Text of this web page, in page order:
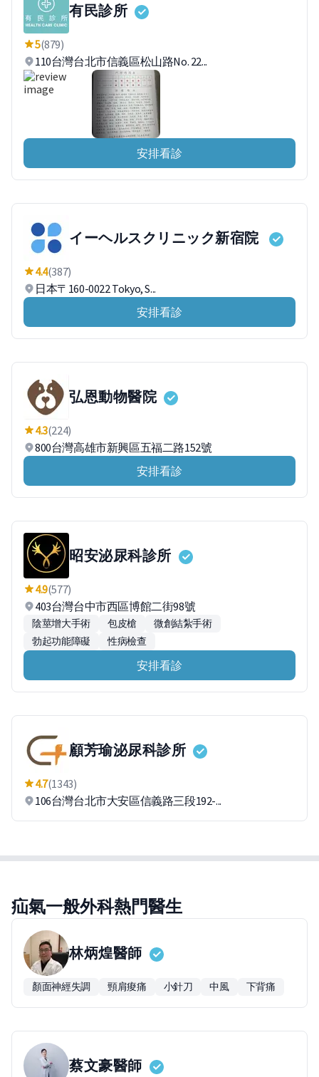
有民診所
5(879)
110台灣台北市信義區松山路No. 22...
安排看診
イーヘルスクリニック新宿院
4.4(387)
日本〒160-0022 Tokyo, S...
安排看診
弘恩動物醫院
4.3(224)
800台灣高雄市新興區五福二路152號
安排看診
昭安泌尿科診所
4.9(577)
403台灣台中市西區博館二街98號
陰莖增大手術 包皮槍
微創結紮手術
勃起功能障礙
性病檢查
安排看診
顧芳瑜泌尿科診所
4.7(1343)
106台灣台北市大安區信義路三段192-...
疝氣一般外科熱門醫生
林炳煌醫師
顏面神經失調 頸肩痠痛 小針刀 中風 下背痛
蔡文豪醫師